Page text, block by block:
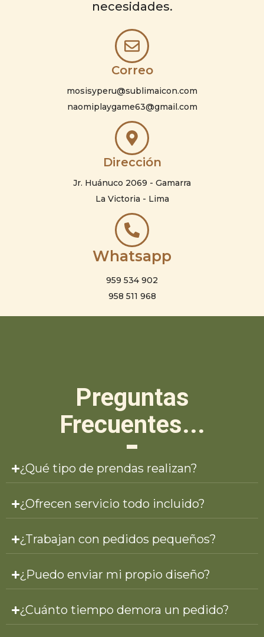
necesidades.
Correo
mosisyperu@sublimaicon.com
naomiplaygame63@gmail.com
Dirección
Jr. Huánuco 2069 - Gamarra
La Victoria - Lima
Whatsapp
959 534 902
958 511 968
Preguntas
Frecuentes...
¿Qué tipo de prendas realizan?
¿Ofrecen servicio todo incluido?
¿Trabajan con pedidos pequeños?
¿Puedo enviar mi propio diseño?
¿Cuánto tiempo demora un pedido?